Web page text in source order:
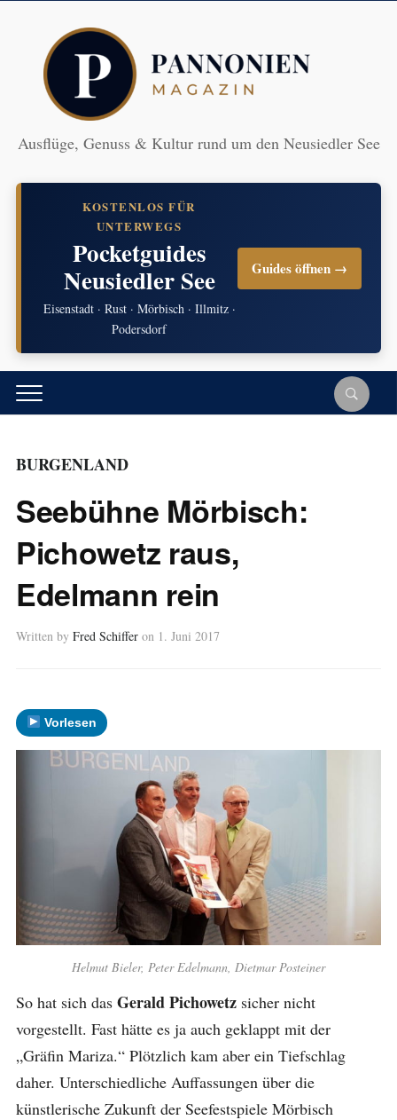
Ausflüge, Genuss & Kultur rund um den Neusiedler See
KOSTENLOS FÜR
UNTERWEGS
Pocketguides
Neusiedler See
Eisenstadt · Rust · Mörbisch · Illmitz ·
Podersdorf
Guides öffnen →
BURGENLAND
Seebühne Mörbisch:
Pichowetz raus,
Edelmann rein
Written by Fred Schiffer on 1. Juni 2017
Vorlesen
Helmut Bieler, Peter Edelmann, Dietmar Posteiner
So hat sich das Gerald Pichowetzsicher nicht
vorgestellt. Fast hätte es ja auch geklappt mit der
„Gräfin Mariza.“ Plötzlich kam aber ein Tiefschlag
daher. Unterschiedliche Auffassungen über die
künstlerische Zukunft der Seefestspiele Mörbisch